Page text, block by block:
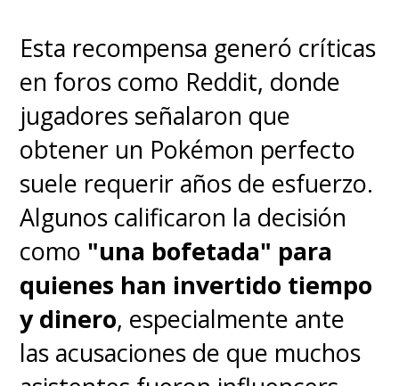
Esta recompensa generó críticas
en foros como Reddit, donde
jugadores señalaron que
obtener un Pokémon perfecto
suele requerir años de esfuerzo.
Algunos calificaron la decisión
como "una bofetada" para
quienes han invertido tiempo
y dinero, especialmente ante
las acusaciones de que muchos